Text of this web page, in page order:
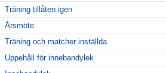
Träning tillåten igen
Årsmöte
Träning och matcher inställda
Uppehåll för innebandylek